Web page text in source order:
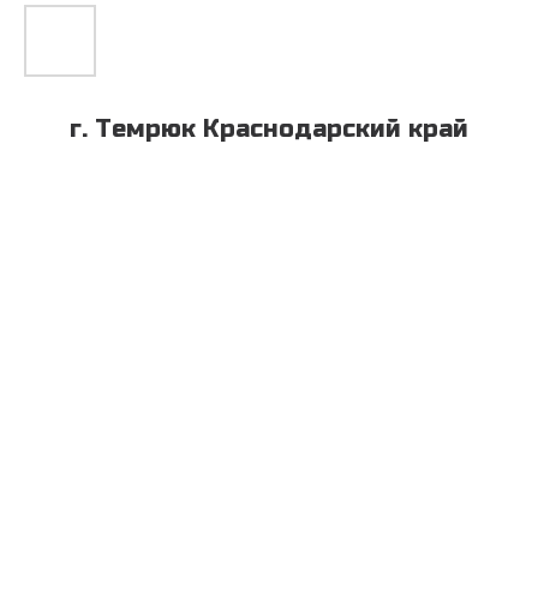
г. Темрюк Краснодарский край